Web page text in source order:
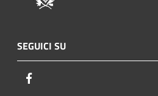
SEGUICI SU